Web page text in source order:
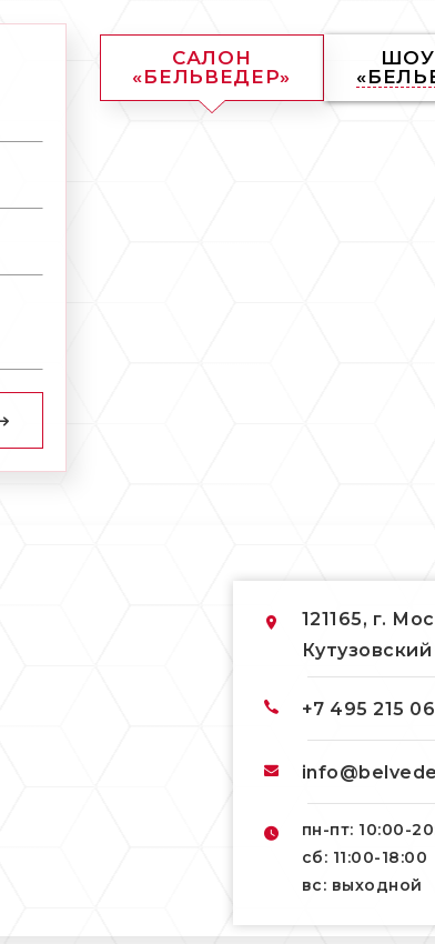
САЛОН
«БЕЛЬВЕДЕР»
121165, г.
+7 495 215
пн-пт: 10:00-
сб: 11:00-18:00
вс: выходной